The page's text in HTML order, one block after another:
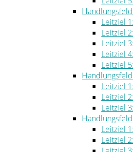
Leitziel
Leitziel
Leitziel
Leitziel
Leitziel
Leitziel
Leitziel
Leitziel
Leitziel
Leitziel